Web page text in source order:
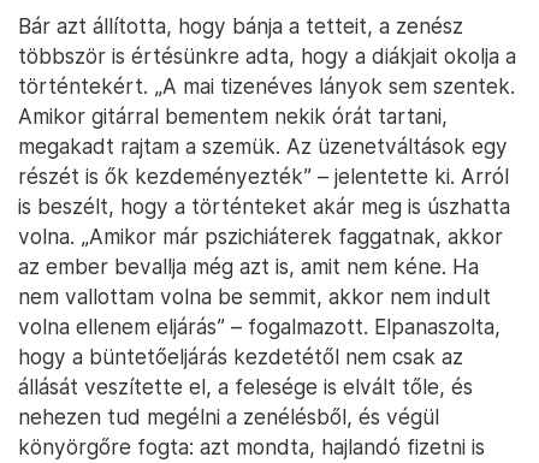
Bár azt állította, hogy bánja a tetteit, a zenész
többször is értésünkre adta, hogy a diákjait okolja a
történtekért. „A mai tizenéves lányok sem szentek.
Amikor gitárral bementem nekik órát tartani,
megakadt rajtam a szemük. Az üzenetváltások egy
részét is ők kezdeményezték” – jelentette ki. Arról
is beszélt, hogy a történteket akár meg is úszhatta
volna. „Amikor már pszichiáterek faggatnak, akkor
az ember bevallja még azt is, amit nem kéne. Ha
nem vallottam volna be semmit, akkor nem indult
volna ellenem eljárás” – fogalmazott. Elpanaszolta,
hogy a büntetőeljárás kezdetétől nem csak az
állását veszítette el, a felesége is elvált tőle, és
nehezen tud megélni a zenélésből, és végül
könyörgőre fogta: azt mondta, hajlandó fizetni is